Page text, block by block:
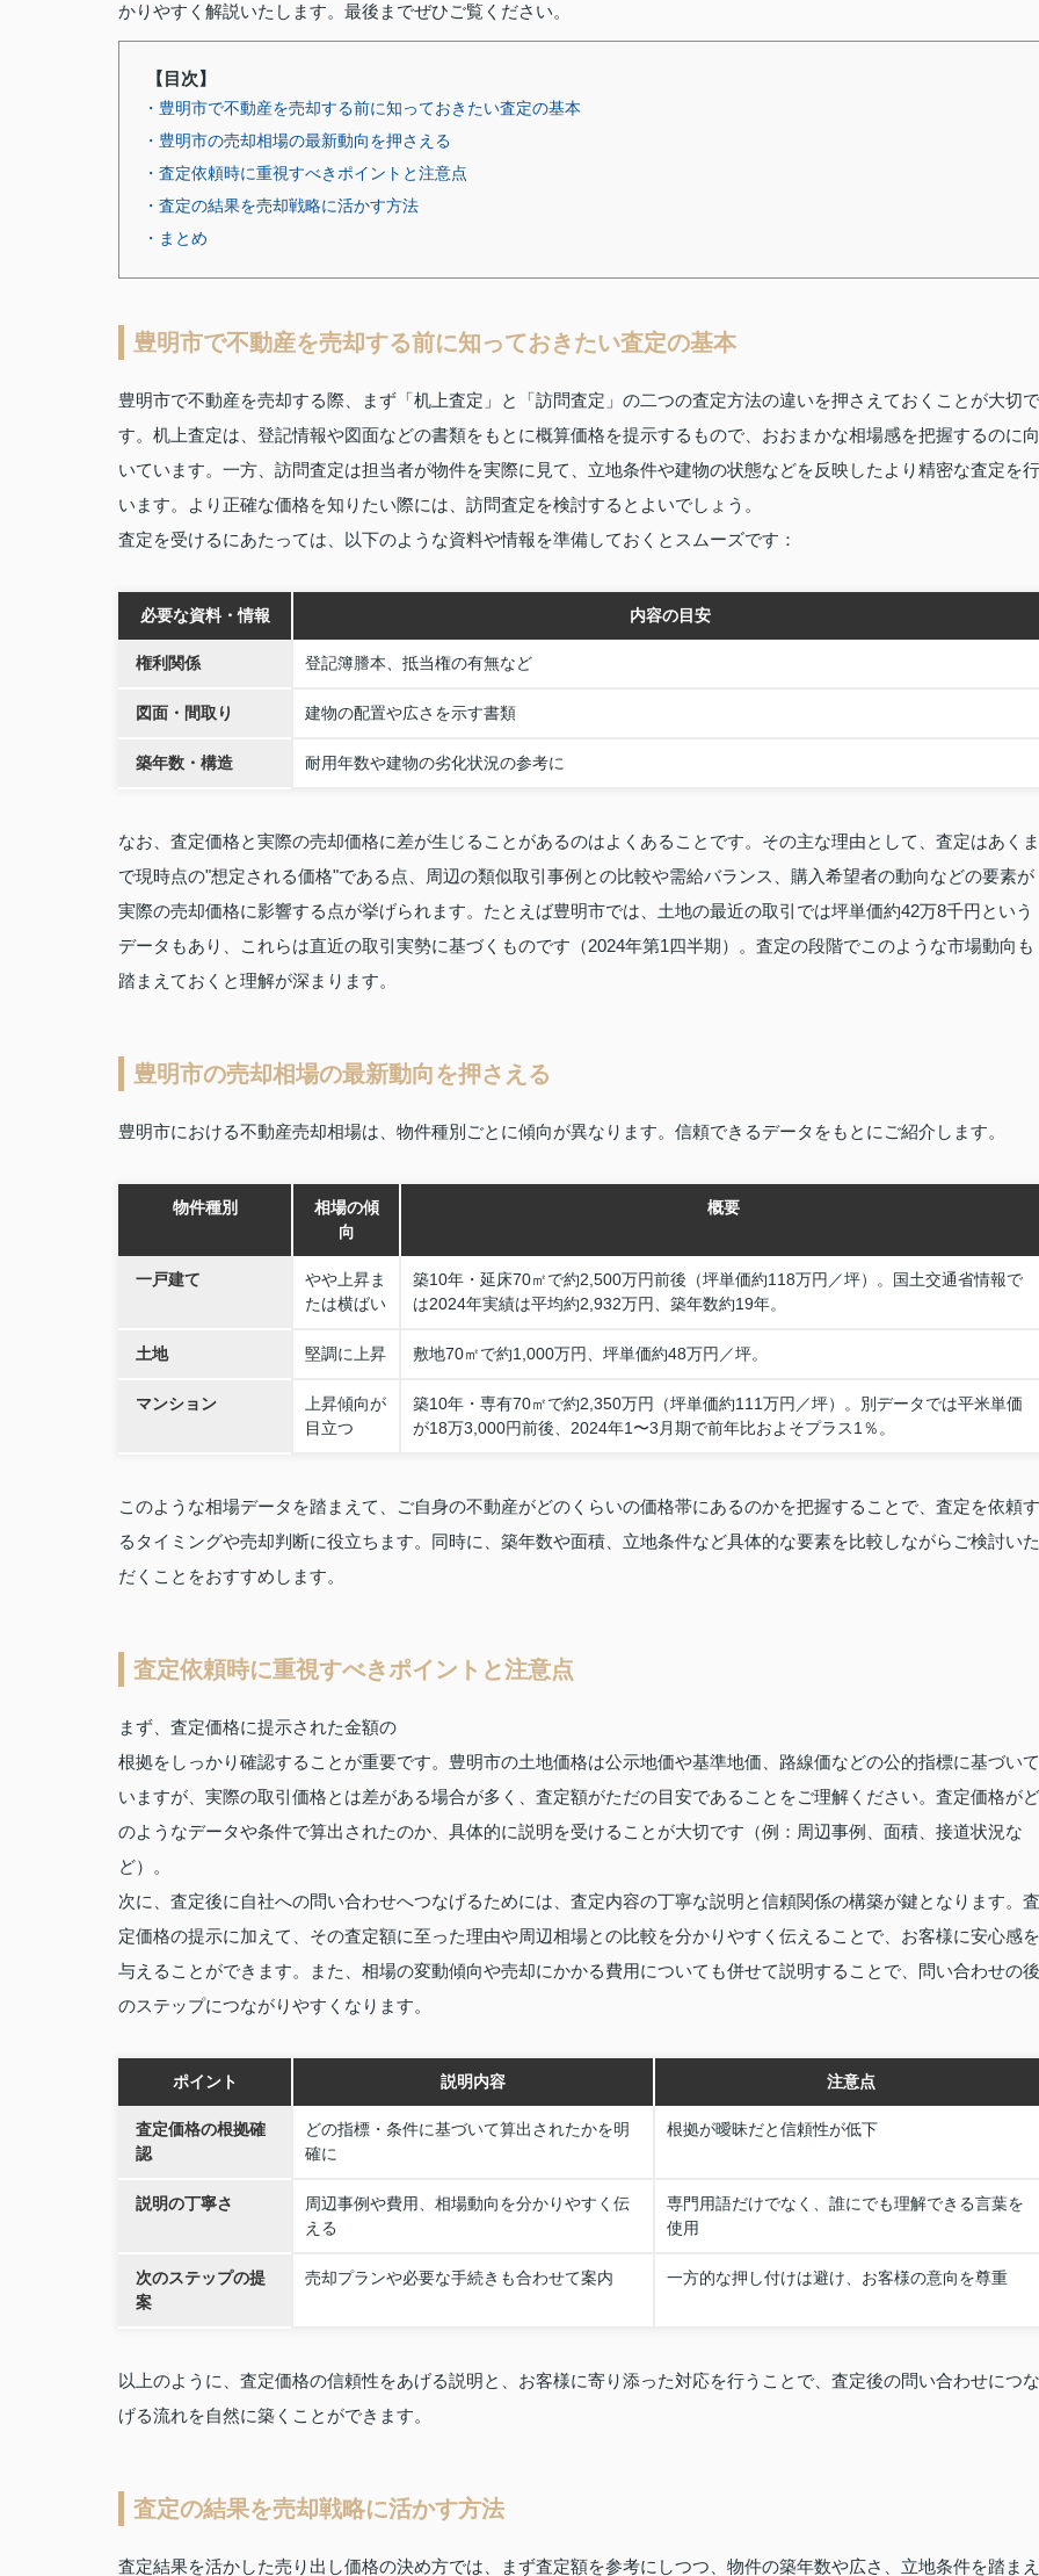
かりやすく解説いたします。最後までぜひご覧ください。
【目次】
・豊明市で不動産を売却する前に知っておきたい査定の基本
・豊明市の売却相場の最新動向を押さえる
・査定依頼時に重視すべきポイントと注意点
・査定の結果を売却戦略に活かす方法
・まとめ
豊明市で不動産を売却する前に知っておきたい査定の基本
豊明市で不動産を売却する際、まず「机上査定」と「訪問査定」の二つの査定方法の違いを押さえておくことが大切で
す。机上査定は、登記情報や図面などの書類をもとに概算価格を提示するもので、おおまかな相場感を把握するのに向
いています。一方、訪問査定は担当者が物件を実際に見て、立地条件や建物の状態などを反映したより精密な査定を行
います。より正確な価格を知りたい際には、訪問査定を検討するとよいでしょう。
査定を受けるにあたっては、以下のような資料や情報を準備しておくとスムーズです：
必要な資料・情報 内容の目安
権利関係 登記簿謄本、抵当権の有無など
図面・間取り 建物の配置や広さを示す書類
築年数・構造 耐用年数や建物の劣化状況の参考に
なお、査定価格と実際の売却価格に差が生じることがあるのはよくあることです。その主な理由として、査定はあくま
で現時点の"想定される価格"である点、周辺の類似取引事例との比較や需給バランス、購入希望者の動向などの要素が
実際の売却価格に影響する点が挙げられます。たとえば豊明市では、土地の最近の取引では坪単価約42万8千円という
データもあり、これらは直近の取引実勢に基づくものです（2024年第1四半期）。査定の段階でこのような市場動向も
踏まえておくと理解が深まります。
豊明市の売却相場の最新動向を押さえる
豊明市における不動産売却相場は、物件種別ごとに傾向が異なります。信頼できるデータをもとにご紹介します。
物件種別
相場の傾
向
概要
一戸建て
やや上昇ま
たは横ばい
築10年・延床70㎡で約2,500万円前後（坪単価約118万円／坪）。国土交通省情報で
は2024年実績は平均約2,932万円、築年数約19年。
土地 堅調に上昇 敷地70㎡で約1,000万円、坪単価約48万円／坪。
マンション
上昇傾向が
目立つ
築10年・専有70㎡で約2,350万円（坪単価約111万円／坪）。別データでは平米単価
が18万3,000円前後、2024年1〜3月期で前年比およそプラス1％。
このような相場データを踏まえて、ご自身の不動産がどのくらいの価格帯にあるのかを把握することで、査定を依頼す
るタイミングや売却判断に役立ちます。同時に、築年数や面積、立地条件など具体的な要素を比較しながらご検討いた
だくことをおすすめします。
査定依頼時に重視すべきポイントと注意点
まず、査定価格に提示された金額の
根拠をしっかり確認することが重要です。豊明市の土地価格は公示地価や基準地価、路線価などの公的指標に基づいて
いますが、実際の取引価格とは差がある場合が多く、査定額がただの目安であることをご理解ください。査定価格がど
のようなデータや条件で算出されたのか、具体的に説明を受けることが大切です（例：周辺事例、面積、接道状況な
ど）。
次に、査定後に自社への問い合わせへつなげるためには、査定内容の丁寧な説明と信頼関係の構築が鍵となります。査
定価格の提示に加えて、その査定額に至った理由や周辺相場との比較を分かりやすく伝えることで、お客様に安心感を
与えることができます。また、相場の変動傾向や売却にかかる費用についても併せて説明することで、問い合わせの後
のステップにつながりやすくなります。
ポイント 説明内容 注意点
査定価格の根拠確
認
どの指標・条件に基づいて算出されたかを明
確に
根拠が曖昧だと信頼性が低下
説明の丁寧さ
周辺事例や費用、相場動向を分かりやすく伝
える
専門用語だけでなく、誰にでも理解できる言葉を
使用
次のステップの提
案
売却プランや必要な手続きも合わせて案内 一方的な押し付けは避け、お客様の意向を尊重
以上のように、査定価格の信頼性をあげる説明と、お客様に寄り添った対応を行うことで、査定後の問い合わせにつな
げる流れを自然に築くことができます。
査定の結果を売却戦略に活かす方法
査定結果を活かした売り出し価格の決め方では、まず査定額を参考にしつつ、物件の築年数や広さ、立地条件を踏まえ